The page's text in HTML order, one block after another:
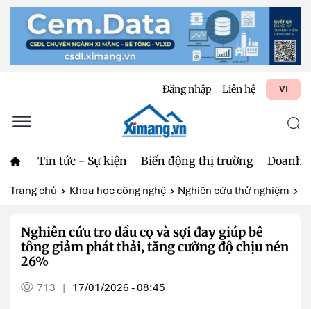
Đăng nhập Liên hệ VI
Tin tức - Sự kiện Biến động thị trường Doanh
Trang chủ Khoa học công nghệ Nghiên cứu thử nghiệm
Nghiên cứu tro dầu cọ và sợi đay giúp bê
tông giảm phát thải, tăng cường độ chịu nén
26%
713 | 17/01/2026 - 08:45